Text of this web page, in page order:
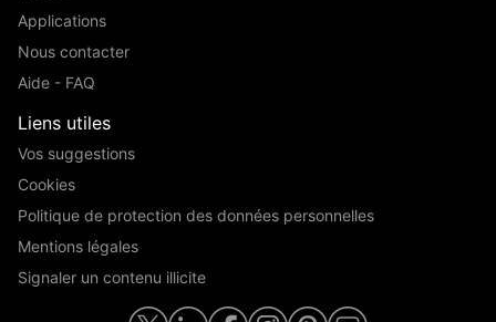
Applications
Nous contacter
Aide - FAQ
Liens utiles
Vos suggestions
Cookies
Politique de protection des données personnelles
Mentions légales
Signaler un contenu illicite